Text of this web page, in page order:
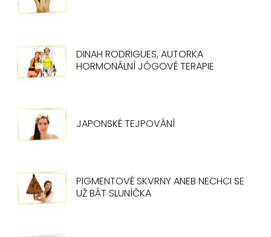
DINAH RODRIGUES, AUTORKA
HORMONÁLNÍ JÓGOVÉ TERAPIE
JAPONSKÉ TEJPOVÁNÍ
PIGMENTOVÉ SKVRNY ANEB NECHCI SE
UŽ BÁT SLUNÍČKA